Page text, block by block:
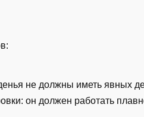
не должны иметь явных
он должен работать